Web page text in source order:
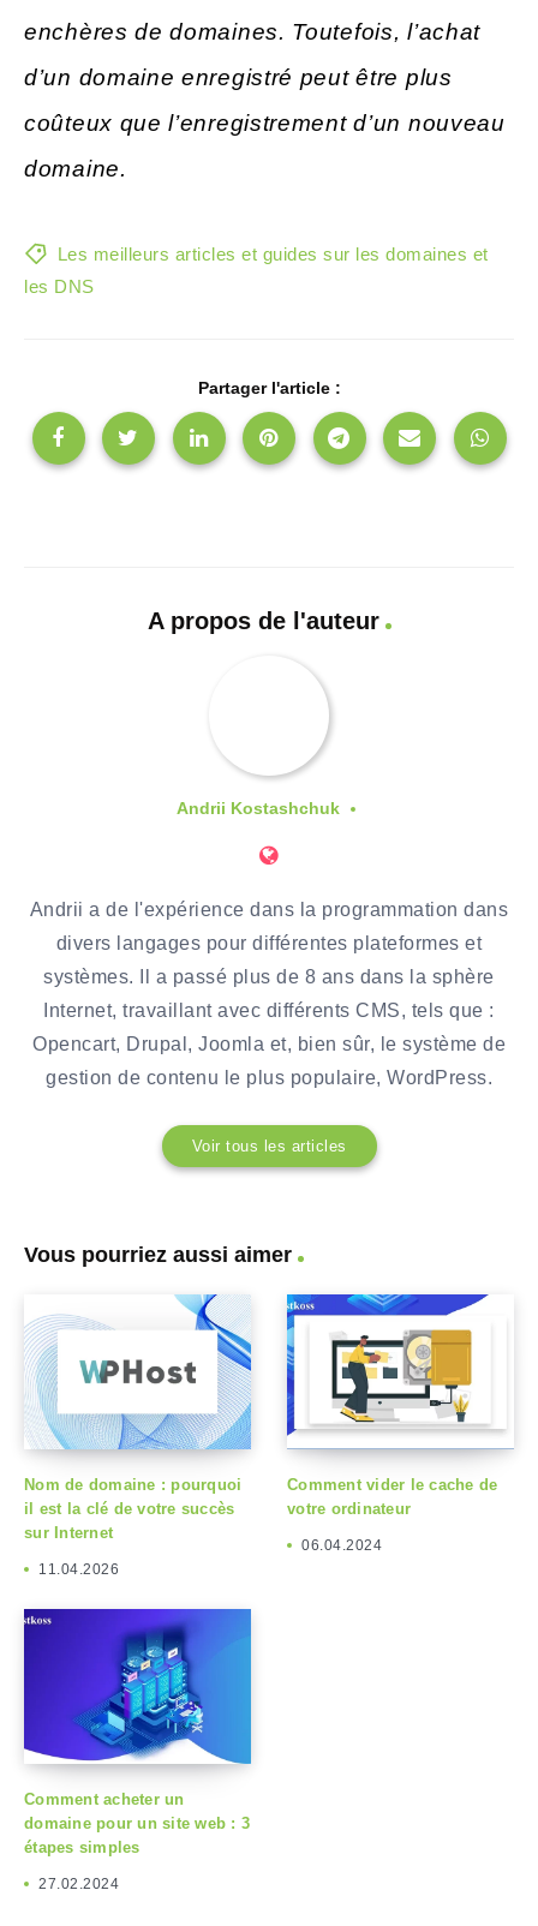
enchères de domaines. Toutefois, l’achat
d’un domaine enregistré peut être plus
coûteux que l’enregistrement d’un nouveau
domaine.
Les meilleurs articles et guides sur les domaines et
les DNS
Partager l'article :
A propos de l'auteur
Andrii Kostashchuk
Andrii a de l'expérience dans la programmation dans
divers langages pour différentes plateformes et
systèmes. Il a passé plus de 8 ans dans la sphère
Internet, travaillant avec différents CMS, tels que :
Opencart, Drupal, Joomla et, bien sûr, le système de
gestion de contenu le plus populaire, WordPress.
Voir tous les articles
Vous pourriez aussi aimer
Nom de domaine : pourquoi
il est la clé de votre succès
sur Internet
11.04.2026
Comment vider le cache de
votre ordinateur
06.04.2024
Comment acheter un
domaine pour un site web : 3
étapes simples
27.02.2024